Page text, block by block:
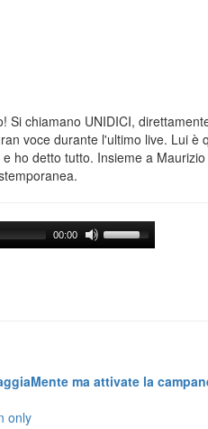
Si chiamano UNIDICI,
voce durante l'ultimo live. Lui è
ho detto tutto. Insieme a
00:00
ma attivate la
only